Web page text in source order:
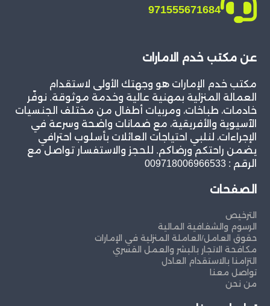
971555671684
عن مكتب خدم الامارات
مكتب خدم الإمارات هو وجهتك الأولى لاستقدام
العمالة المنزلية بمهنية عالية وخدمة موثوقة. نوفّر
خادمات، طباخات، ومربيات أطفال من مختلف الجنسيات
الآسيوية والأفريقية، مع ضمانات واضحة وسرعة في
الإجراءات، لنلبي احتياجات العائلات بأسلوب احترافي
يضمن راحتكم ورضاكم. للحجز والاستفسار تواصل مع
الرقم : 009718006966533
الصفحات
الترخيص
الرسوم والشفافية المالية
حقوق العامل/العاملة المنزلية في الإمارات
مكافحة الاتجار بالبشر والعمل القسري
التزامنا بالاستقدام العادل
تواصل معنا
من نحن